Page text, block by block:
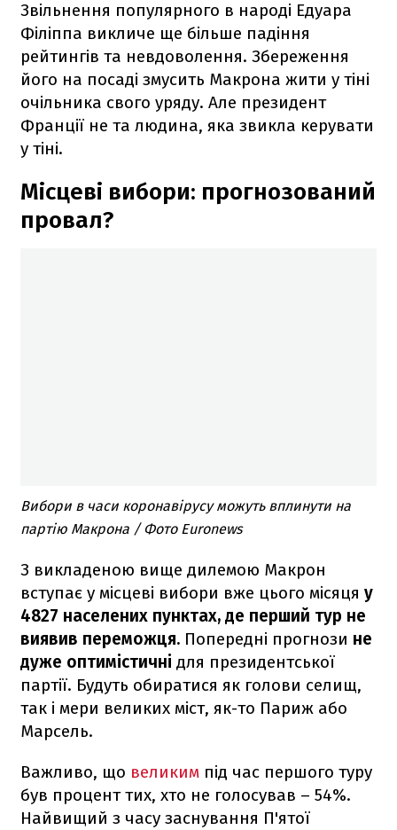
Звільнення популярного в народі Едуара
Філіппа викличе ще більше падіння
рейтингів та невдоволення. Збереження
його на посаді змусить Макрона жити у тіні
очільника свого уряду. Але президент
Франції не та людина, яка звикла керувати
у тіні.
Місцеві вибори: прогнозований
провал?
Вибори в часи коронавірусу можуть вплинути на
партію Макрона / Фото Euronews
З викладеною вище дилемою Макрон
вступає у місцеві вибори вже цього місяця у
4827 населених пунктах, де перший тур не
виявив переможця. Попередні прогнози не
дуже оптимістичні для президентської
партії. Будуть обиратися як голови селищ,
так і мери великих міст, як-то Париж або
Марсель.
Важливо, що великим під час першого туру
був процент тих, хто не голосував – 54%.
Найвищий з часу заснування П'ятої